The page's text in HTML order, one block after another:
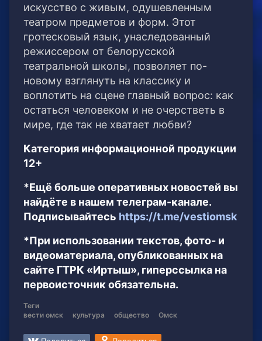
искусство с живым, одушевленным
театром предметов и форм. Этот
гротесковый язык, унаследованный
режиссером от белорусской
театральной школы, позволяет по-
новому взглянуть на классику и
воплотить на сцене главный вопрос: как
остаться человеком и не очерстветь в
мире, где так не хватает любви?
Категория информационной продукции
12+
*Ещё больше оперативных новостей вы
найдёте в нашем телеграм-канале.
Подписывайтесь https://t.me/vestiomsk
*При использовании текстов, фото- и
видеоматериала, опубликованных на
сайте ГТРК «Иртыш», гиперссылка на
первоисточник обязательна.
Теги
вести омск
культура общество Омск